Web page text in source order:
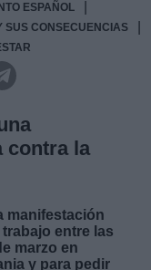
ESPAÑOL
SUS CONSECUENCIAS
contra la
manifestación
entre las
marzo en
y para pedir